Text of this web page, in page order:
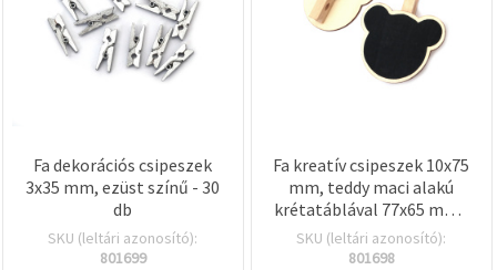
Fa dekorációs csipeszek
3x35 mm, ezüst színű - 30
db
SKU (leltári azonosító):
801699
Fa kreatív csipeszek 10x75
mm, teddy maci alakú
krétatáblával 77x65 mm -
2 db
SKU (leltári azonosító):
801698